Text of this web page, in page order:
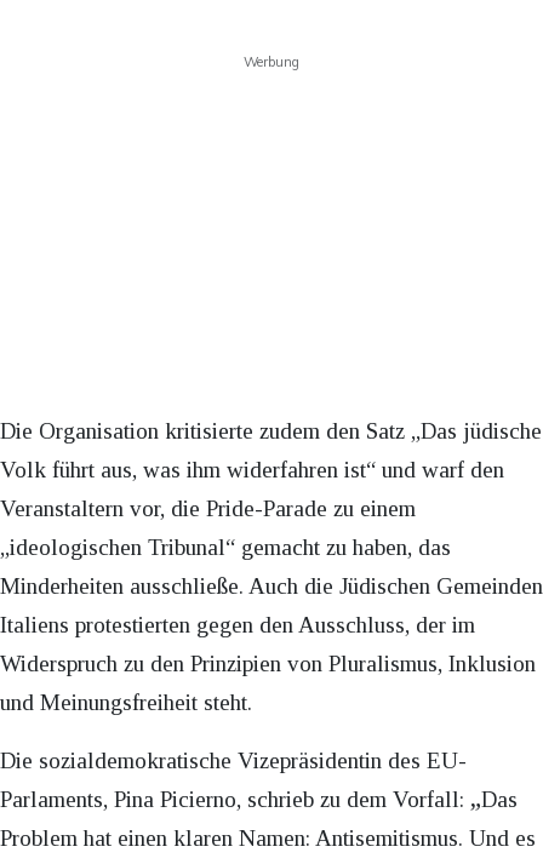
Werbung
Die Organisation kritisierte zudem den Satz „Das jüdische
Volk führt aus, was ihm widerfahren ist“ und warf den
Veranstaltern vor, die Pride-Parade zu einem
„ideologischen Tribunal“ gemacht zu haben, das
Minderheiten ausschließe. Auch die Jüdischen Gemeinden
Italiens protestierten gegen den Ausschluss, der im
Widerspruch zu den Prinzipien von Pluralismus, Inklusion
und Meinungsfreiheit steht.
Die sozialdemokratische Vizepräsidentin des EU-
Parlaments, Pina Picierno, schrieb zu dem Vorfall: „Das
Problem hat einen klaren Namen: Antisemitismus. Und es